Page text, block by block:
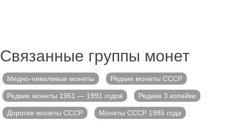
Связанные группы монет
Медно-никелевые монеты Редкие монеты СССР
Редкие монеты 1961 — 1991 годов Редкие 3 копейки
Дорогие монеты СССР Монеты СССР 1985 года